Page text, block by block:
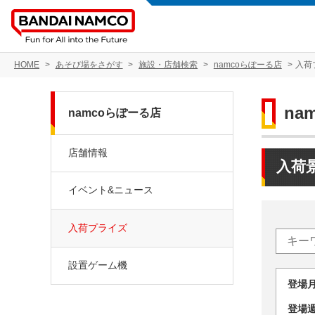
HOME あそび場をさがす 施設・店舗検索 namcoらぽーる店 入荷
入荷
登
登
namcoらぽーる店
店舗情報
イベント&ニュース
入荷プライズ
設置ゲーム機